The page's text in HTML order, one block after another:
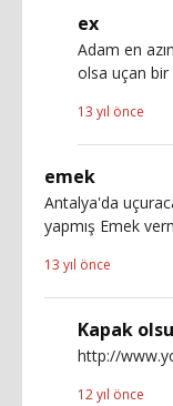
ex
Adam en
olsa uçan
13 yıl önce
emek
Antalya'da
yapmış Emek
13 yıl önce
Kapak
http://
12 yıl önce